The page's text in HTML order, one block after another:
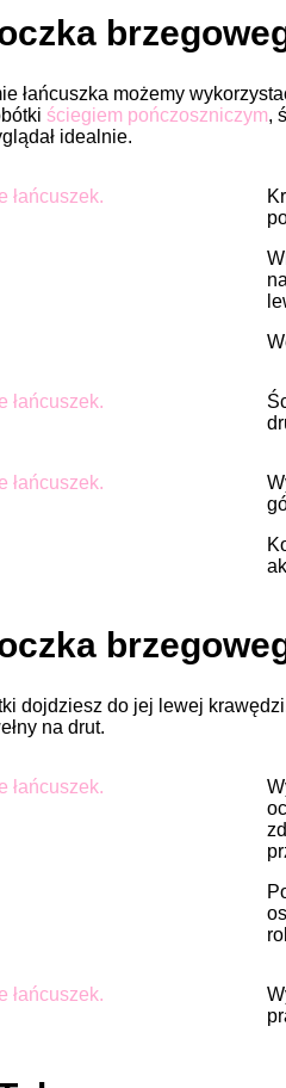
łańcuszka możemy
ściegiem pończoszniczym,
idealnie.
dojdziesz do jej lewej
na drut.